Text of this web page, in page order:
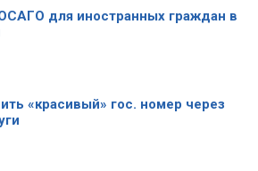
для иностранных граждан в
«красивый» гос. номер через